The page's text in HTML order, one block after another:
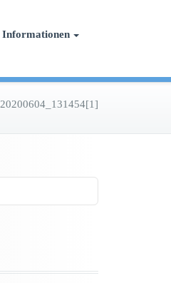
Informationen
20200604_131454[1]